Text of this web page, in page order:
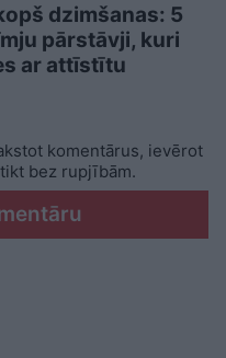
dzimšanas: 5
pārstāvji, kuri
ar attīstītu
komentārus, ievērot
bez rupjībām.